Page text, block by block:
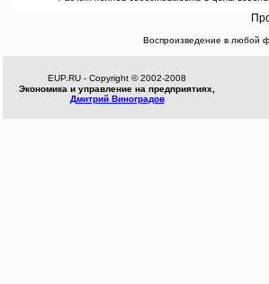
Воспроизведение в любой
EUP.RU - Copyright © 2002-2008
Экономика и управление на предприятиях,
Дмитрий Виноградов